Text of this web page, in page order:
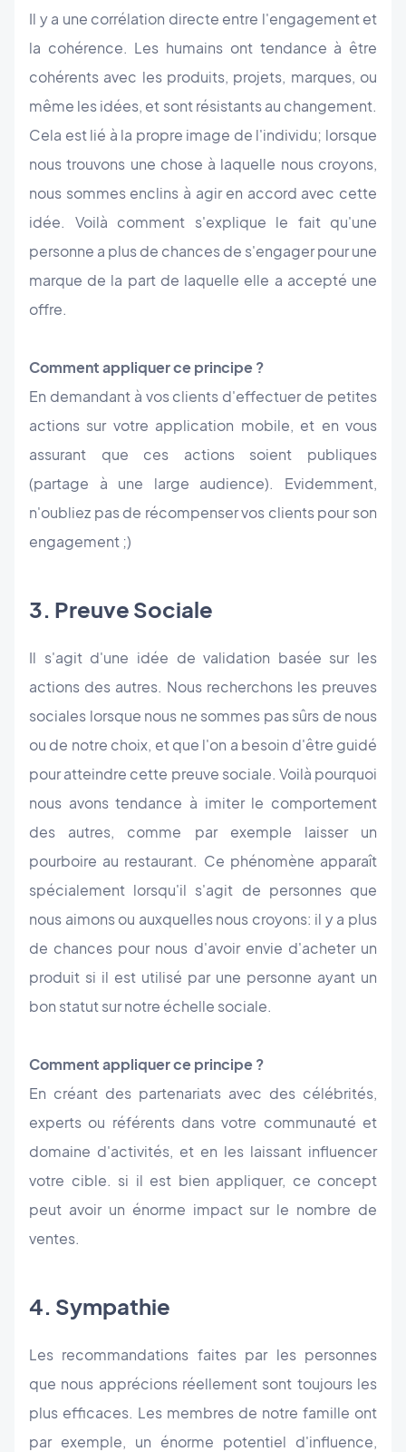
Il y a une corrélation directe entre l'engagement et
la cohérence. Les humains ont tendance à être
cohérents avec les produits, projets, marques, ou
même les idées, et sont résistants au changement.
Cela est lié à la propre image de l'individu; lorsque
nous trouvons une chose à laquelle nous croyons,
nous sommes enclins à agir en accord avec cette
idée. Voilà comment s'explique le fait qu'une
personne a plus de chances de s'engager pour une
marque de la part de laquelle elle a accepté une
offre.
Comment appliquer ce principe ?
En demandant à vos clients d'effectuer de petites
actions sur votre application mobile, et en vous
assurant que ces actions soient publiques
(partage à une large audience). Evidemment,
n'oubliez pas de récompenser vos clients pour son
engagement ;)
3. Preuve Sociale
Il s'agit d'une idée de validation basée sur les
actions des autres. Nous recherchons les preuves
sociales lorsque nous ne sommes pas sûrs de nous
ou de notre choix, et que l'on a besoin d'être guidé
pour atteindre cette preuve sociale. Voilà pourquoi
nous avons tendance à imiter le comportement
des autres, comme par exemple laisser un
pourboire au restaurant. Ce phénomène apparaît
spécialement lorsqu'il s'agit de personnes que
nous aimons ou auxquelles nous croyons: il y a plus
de chances pour nous d'avoir envie d'acheter un
produit si il est utilisé par une personne ayant un
bon statut sur notre échelle sociale.
Comment appliquer ce principe ?
En créant des partenariats avec des célébrités,
experts ou référents dans votre communauté et
domaine d'activités, et en les laissant influencer
votre cible. si il est bien appliquer, ce concept
peut avoir un énorme impact sur le nombre de
ventes.
4. Sympathie
Les recommandations faites par les personnes
que nous apprécions réellement sont toujours les
plus efficaces. Les membres de notre famille ont
par exemple, un énorme potentiel d'influence,